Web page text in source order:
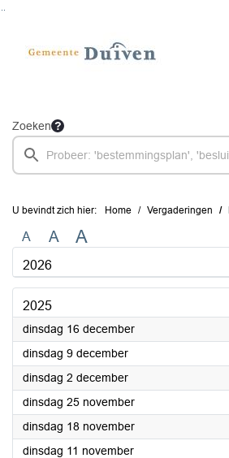
Zoeken
U bevindt zich hier: Home Vergaderingen
A A A
2026
2025
dinsdag 16 december2025
dinsdag 9 december2025
dinsdag 2 december2025
dinsdag 25 november2025
dinsdag 18 november2025
dinsdag 11 november2025